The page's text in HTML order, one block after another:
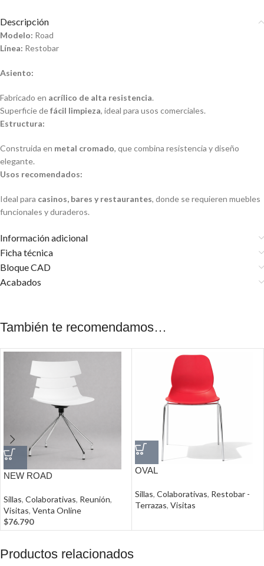
Descripción
Modelo: Road
Línea: Restobar
Asiento:
Fabricado en acrílico de alta resistencia.
Superficie defácil limpieza, ideal para usos comerciales.
Estructura:
Construida en metal cromado, que combina resistencia y diseño
elegante.
Usos recomendados:
Ideal para casinos, bares y restaurantes, donde se requieren muebles
funcionales y duraderos.
Información adicional
Ficha técnica
Bloque CAD
Acabados
También te recomendamos…
NEW ROAD
Sillas, Colaborativas, Reunión,
Visitas, Venta Online
$76.790
OVAL
Sillas, Colaborativas, Restobar -
Terrazas, Visitas
Productos relacionados